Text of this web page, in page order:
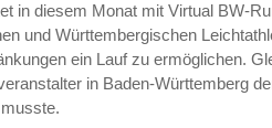
in diesem Monat mit Virtual BW-
und Württembergischen
ein Lauf zu ermöglichen.
in Baden-Württemberg